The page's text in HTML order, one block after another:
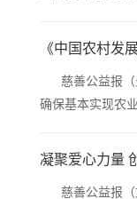
《中国农村发
慈善公益报（
确保基本实现农
凝聚爱心力量
慈善公益报（